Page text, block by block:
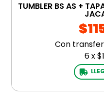
TUMBLER BS AS +
Con
6x